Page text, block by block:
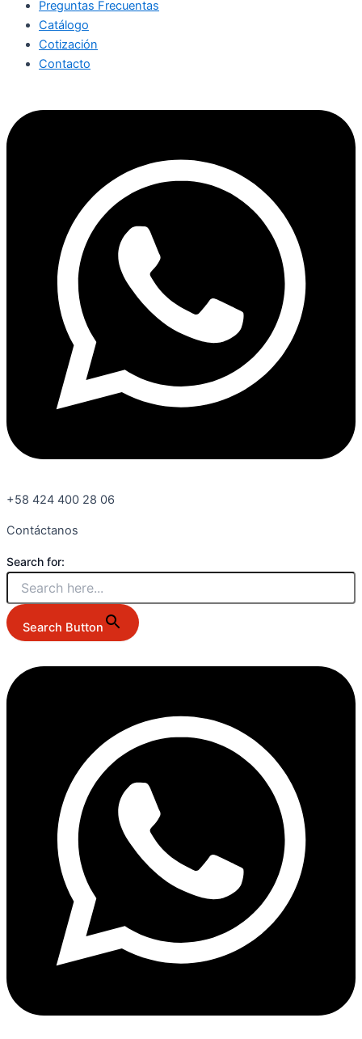
Preguntas Frecuentas
Catálogo
Cotización
Contacto
+58 424 400 28 06
Contáctanos
Search for:
Search Button